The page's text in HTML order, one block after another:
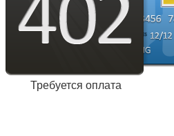
Требуется оплата